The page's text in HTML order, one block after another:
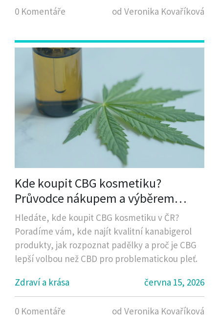
0 Komentáře od Veronika Kovaříková
Kde koupit CBG kosmetiku?
Průvodce nákupem a výběrem
kvalitních produktů
Hledáte, kde koupit CBG kosmetiku v ČR?
Poradíme vám, kde najít kvalitní kanabigerol
produkty, jak rozpoznat padělky a proč je CBG
lepší volbou než CBD pro problematickou pleť.
Zdraví a krása
června 15, 2026
0 Komentáře od Veronika Kovaříková